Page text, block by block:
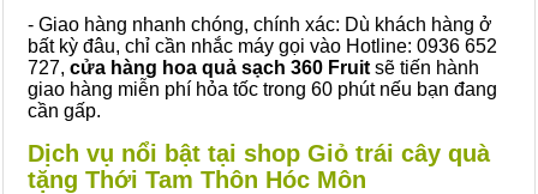
- Giao hàng nhanh chóng, chính xác: Dù khách hàng ở
bất kỳ đâu, chỉ cần nhắc máy gọi vào Hotline: 0936 652
727, cửa hàng hoa quả sạch 360 Fruit sẽ tiến hành
giao hàng miễn phí hỏa tốc trong 60 phút nếu bạn đang
cần gấp.
Dịch vụ nổi bật tại shop Giỏ trái cây quà
tặng Thới Tam Thôn Hóc Môn